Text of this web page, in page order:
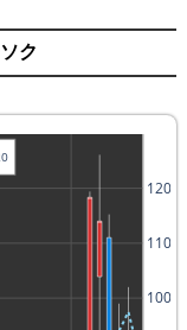
ク
100
110
120